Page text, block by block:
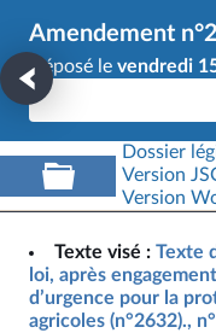
Amendement
Déposé le vendredi
Dossier
Version
Version
Texte visé : Texte
loi, après
d’urgence pour la
agricoles (n°2632).,